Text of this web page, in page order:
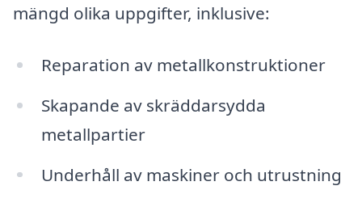
mängd olika uppgifter, inklusive:
Reparation av metallkonstruktioner
Skapande av skräddarsydda
metallpartier
Underhåll av maskiner och utrustning